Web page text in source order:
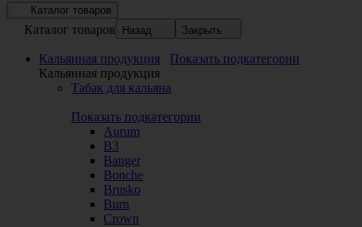
Каталог товаров
Каталог товаров Назад Закрыть
Кальянная продукция
Показать подкатегории
Кальянная продукция
Табак для кальяна
Показать подкатегории
Aurum
B3
Banger
Bonche
Brusko
Burn
Crown